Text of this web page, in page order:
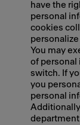
have the
personal
cookies
You may
of personal
switch. If
you
personal